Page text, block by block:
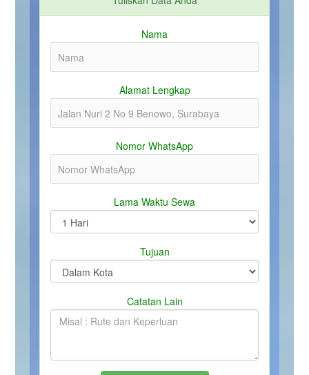
Nama
Alamat Lengkap
Nomor WhatsApp
Lama Waktu Sewa
Tujuan
Catatan Lain